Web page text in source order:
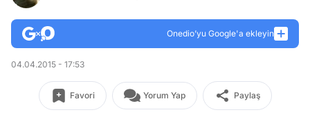
Onedio’yu Google'a ekleyin
04.04.2015 - 17:53
Favori Yorum Yap Paylaş